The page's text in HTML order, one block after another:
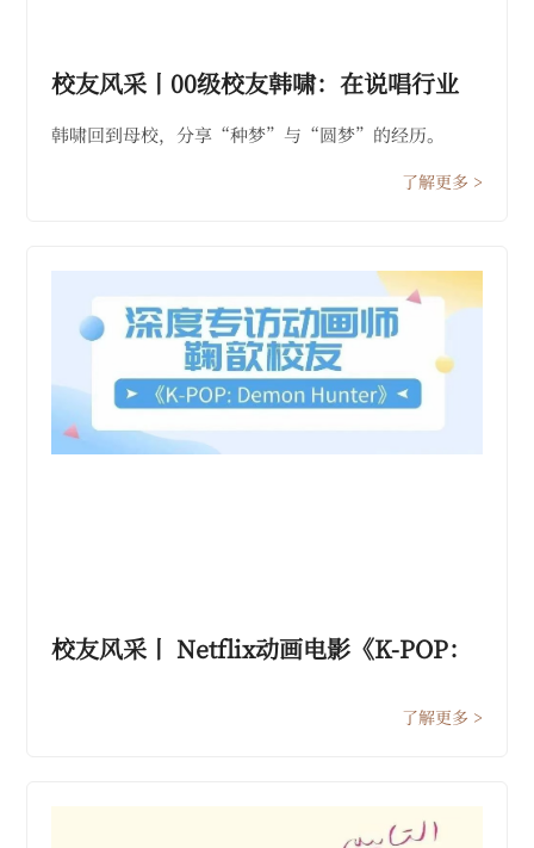
校友风采丨00级校友韩啸：在说唱行业
“种梦”
韩啸回到母校，分享“种梦”与“圆梦”的经历。
了解更多 >
校友风采丨 Netflix动画电影《K-POP：
了解更多 >